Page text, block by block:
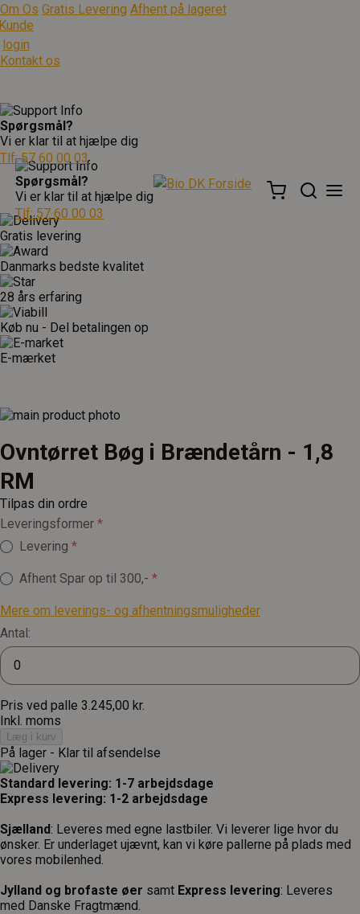
Om Os Gratis Levering Afhent på lageret
login
Kontakt os
Spørgsmål?
Vi er klar til at hjælpe dig
Tlf: 57 60 00 03
Spørgsmål?
Vi er klar til at hjælpe dig
Tlf: 57 60 00 03
Gratis levering
Danmarks bedste kvalitet
28 års erfaring
Køb nu - Del betalingen op
E-mærket
Ovntørret Bøg i Brændetårn - 1,8
RM
Tilpas din ordre
Leveringsformer
Levering
Afhent Spar op til 300,-
Mere om leverings- og afhentningsmuligheder
Antal:
Pris ved palle 3.245,00 kr.
Inkl. moms
Læg i kurv
På lager - Klar til afsendelse
Standard levering: 1-7 arbejdsdage
Express levering: 1-2 arbejdsdage
Sjælland: Leveres med egne lastbiler. Vi leverer lige hvor du
ønsker. Er underlaget ujævnt, kan vi køre pallerne på plads med
vores mobilenhed.
Jylland og brofaste øer samt Express levering: Leveres
med Danske Fragtmænd.